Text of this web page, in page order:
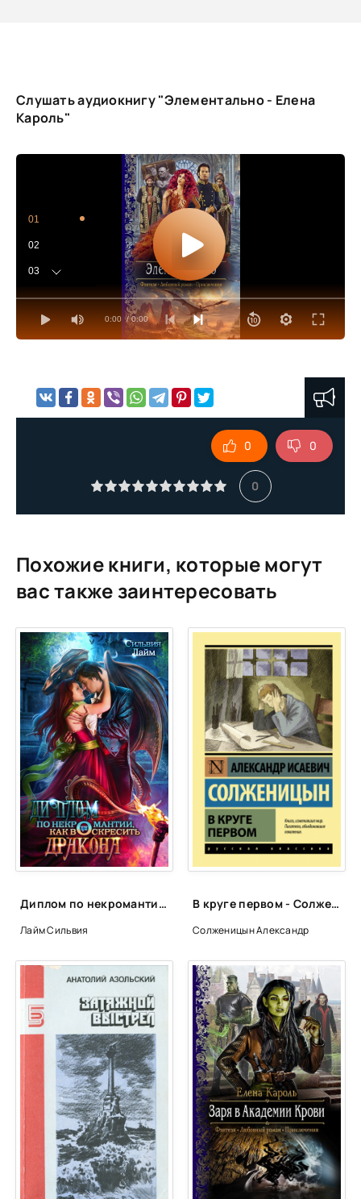
Слушать аудиокнигу "Элементально - Елена
Кароль"
0:00 / 0:00
01
02
03
04
17
18
19
20
21
22
23
24
26
30
0
0 0
Похожие книги, которые могут
вас также заинтересовать
Диплом по некромантии, или Как воскресить дракона - Сильвия Лайм
Лайм Сильвия
В круге первом - Солженицын Александр
Солженицын Александр